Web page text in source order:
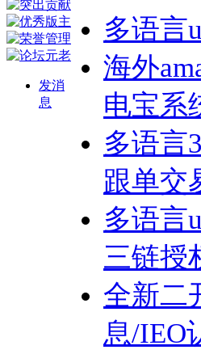
发消
息
多语言
海外
电宝系
多语言
跟单交
多语言
三链授
全新二
息/IEO